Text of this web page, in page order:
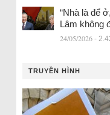
“Nhà là để
Lâm không
24/05/2026 -
TRUYỀN HÌNH